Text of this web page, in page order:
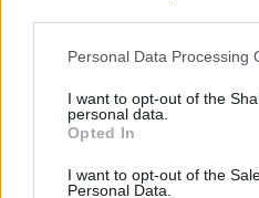
Personal Data Processing
I want to opt-out of the
personal data.
Opted In
I want to opt-out of the
Personal Data.
do którego sama
musiała zmierzyć się z
podkreśla, że wciąż
wydarzeniach sprzed
„smukły orzełek